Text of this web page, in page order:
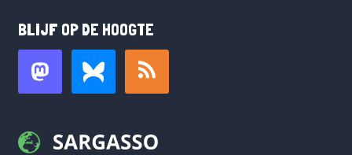
BLIJF OP DE HOOGTE